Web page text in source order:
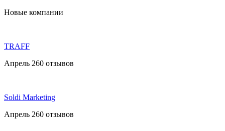
Новые компании
TRAFF
Апрель 260 отзывов
Soldi Marketing
Апрель 260 отзывов